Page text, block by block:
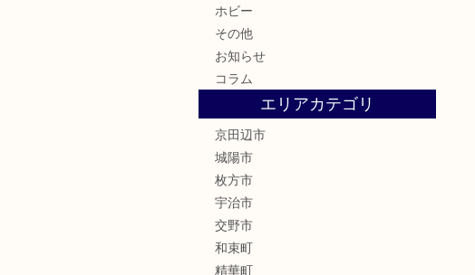
ホビー
その他
お知らせ
コラム
エリアカテゴリ
京田辺市
城陽市
枚方市
宇治市
交野市
和束町
精華町